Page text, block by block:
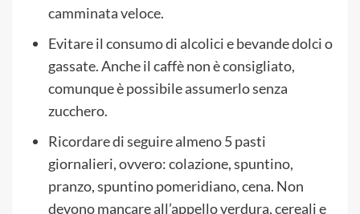
camminata veloce.
Evitare il consumo di alcolici e bevande dolci o
gassate. Anche il caffè non è consigliato,
comunque è possibile assumerlo senza
zucchero.
Ricordare di seguire almeno 5 pasti
giornalieri, ovvero: colazione, spuntino,
pranzo, spuntino pomeridiano, cena. Non
devono mancare all’appello verdura, cereali e